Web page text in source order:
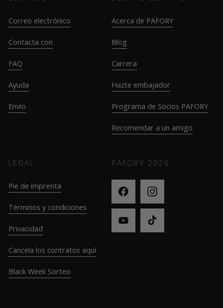
Correo electrónico
Contacta con
FAQ
Ayuda
Envío
Acerca de PAFORY
Blog
Carrera
Hazte embajador
Programa de Socios PAFORY
Recomendar a un amigo
LEGAL
Pie de imprenta
Términos y condiciones
Privacidad
Cancela los contratos aquí
Black Week Sorteo
PAFORY 2026